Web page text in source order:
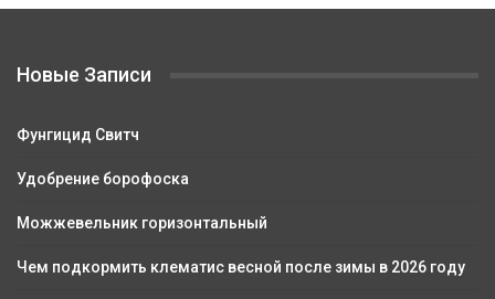
Новые Записи
Фунгицид Свитч
Удобрение борофоска
Можжевельник горизонтальный
Чем подкормить клематис весной после зимы в 2026 году